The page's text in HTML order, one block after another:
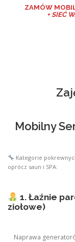
ZAMÓW MO
+ SIEĆ
Mobilny
Kategorie
oprócz saun i SPA:
1. Łaźnie
ziołowe)
Naprawa